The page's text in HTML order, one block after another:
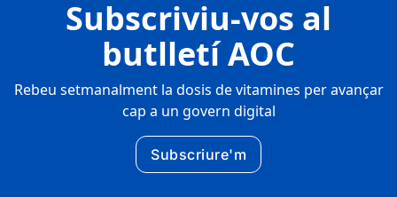
Subscriviu-vos al
butlletí AOC
Rebeu setmanalment la dosis de vitamines per avançar
cap a un govern digital
Subscriure'm